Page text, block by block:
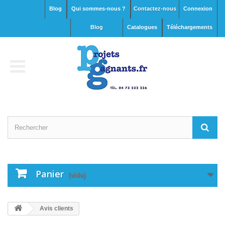
Connexion
Contactez-nous
Qui sommes-nous ?
Blog
Téléchargements
Catalogues
blog
Panier (vide)
Avis clients